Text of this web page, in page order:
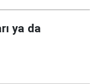
ya da